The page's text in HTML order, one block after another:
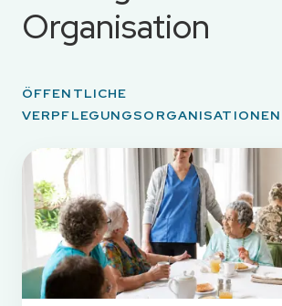
Organisation
ÖFFENTLICHE
VERPFLEGUNGSORGANISATIONEN